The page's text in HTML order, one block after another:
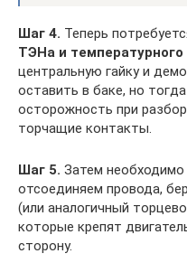
Шаг 4. Теперь
ТЭНа и температурного
центральную гайку и
оставить в баке, но
осторожность при
торчащие контакты.
Шаг 5. Затем необходимо
отсоединяем провода,
(или аналогичный
которые крепят
сторону.